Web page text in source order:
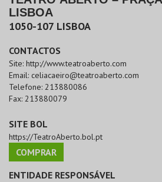
LISBOA
1050-107 LISBOA
CONTACTOS
Site: http://www.teatroaberto.com
Email: celiacaeiro@teatroaberto.com
Telefone: 213880086
Fax: 213880079
SITE BOL
https://TeatroAberto.bol.pt
COMPRAR
ENTIDADE RESPONSÁVEL